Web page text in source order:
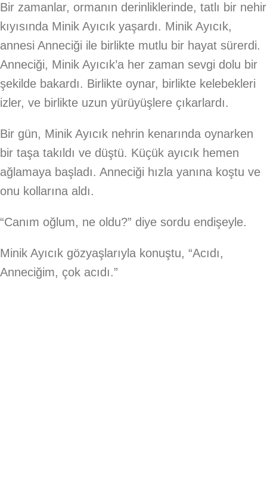
Bir zamanlar, ormanın derinliklerinde, tatlı bir nehir
kıyısında Minik Ayıcık yaşardı. Minik Ayıcık,
annesi Anneciği ile birlikte mutlu bir hayat sürerdi.
Anneciği, Minik Ayıcık’a her zaman sevgi dolu bir
şekilde bakardı. Birlikte oynar, birlikte kelebekleri
izler, ve birlikte uzun yürüyüşlere çıkarlardı.
Bir gün, Minik Ayıcık nehrin kenarında oynarken
bir taşa takıldı ve düştü. Küçük ayıcık hemen
ağlamaya başladı. Anneciği hızla yanına koştu ve
onu kollarına aldı.
“Canım oğlum, ne oldu?” diye sordu endişeyle.
Minik Ayıcık gözyaşlarıyla konuştu, “Acıdı,
Anneciğim, çok acıdı.”